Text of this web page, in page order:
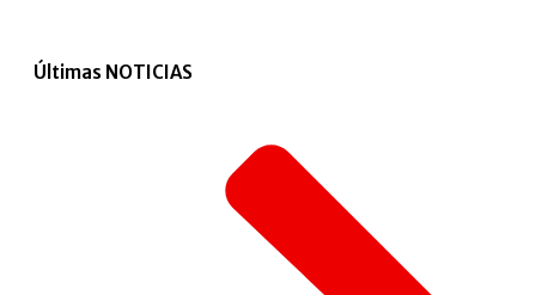
Últimas NOTICIAS